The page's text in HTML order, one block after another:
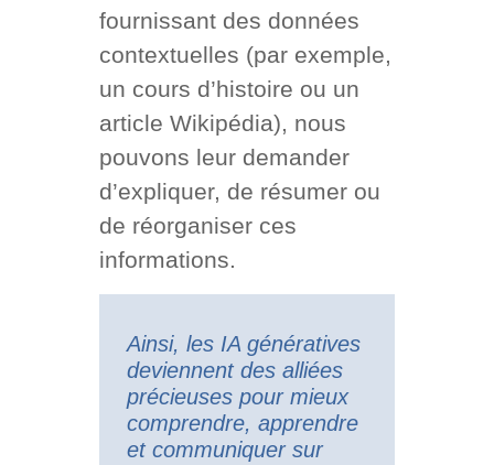
fournissant des données
contextuelles (par exemple,
un cours d’histoire ou un
article Wikipédia), nous
pouvons leur demander
d’expliquer, de résumer ou
de réorganiser ces
informations.
Ainsi, les IA génératives
deviennent des alliées
précieuses pour mieux
comprendre, apprendre
et communiquer sur